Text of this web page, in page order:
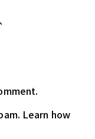
Learn how